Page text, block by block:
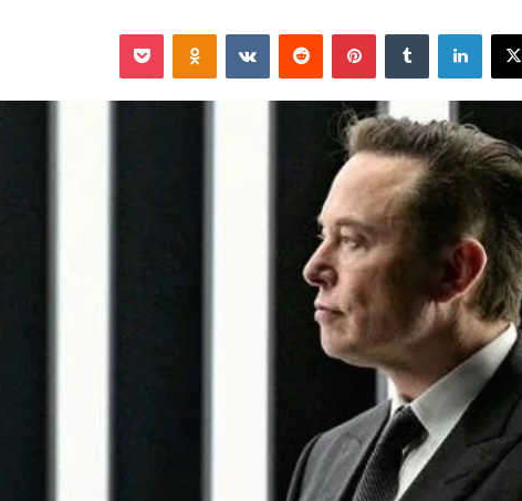
‫X لينكدإن ‏Tumblr بينتيريست ‏Reddit
‏VKontakte
Odnoklassniki
‫Pocket